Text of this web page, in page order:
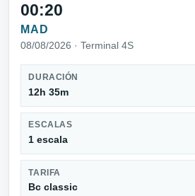
00:20
MAD
08/08/2026 · Terminal 4S
DURACIÓN
12h 35m
ESCALAS
1 escala
TARIFA
Bc classic